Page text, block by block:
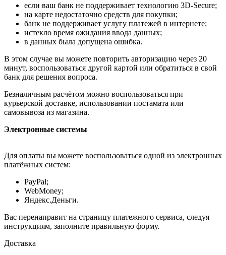
если ваш банк не поддерживает технологию 3D-Secure;
на карте недостаточно средств для покупки;
банк не поддерживает услугу платежей в интернете;
истекло время ожидания ввода данных;
в данных была допущена ошибка.
В этом случае вы можете повторить авторизацию через 20
минут, воспользоваться другой картой или обратиться в свой
банк для решения вопроса.
Безналичным расчётом можно воспользоваться при
курьерской доставке, использовании постамата или
самовывоза из магазина.
Электронные системы
Для оплаты вы можете воспользоваться одной из электронных
платёжных систем:
PayPal;
WebMoney;
Яндекс.Деньги.
Вас перенаправит на страницу платежного сервиса, следуя
инструкциям, заполните правильную форму.
Доставка